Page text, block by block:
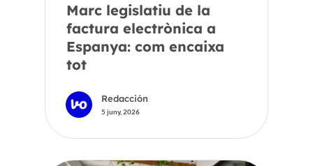
Marc legislatiu de la
factura electrònica a
Espanya: com encaixa
tot
Redacción
5 juny, 2026